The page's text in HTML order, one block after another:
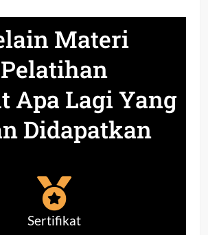
Materi
Pelatihan
Apa Lagi Yang
Didapatkan
Sertifikat